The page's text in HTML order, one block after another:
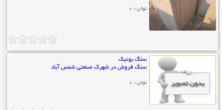
توان : 0
سنگ یونیک
سنگ فروش در شهرک صنعتی شمس آباد
توان : 0